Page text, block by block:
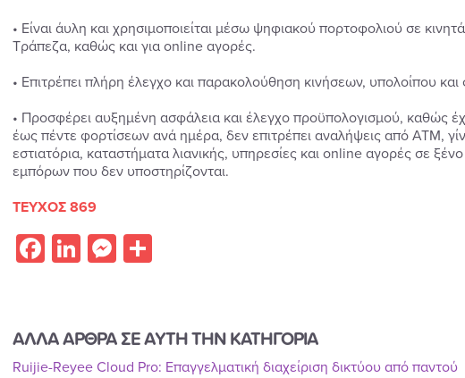
• Είναι άυλη και χρησιμοποιείται μέσω ψηφιακού πορτοφολιού σε
Τράπεζα, καθώς και για online αγορές.
• Επιτρέπει πλήρη έλεγχο και παρακολούθηση κινήσεων, υπολοίπου
• Προσφέρει αυξημένη ασφάλεια και έλεγχο προϋπολογισμού, καθώς
έως πέντε φορτίσεων ανά ημέρα, δεν επιτρέπει αναλήψεις από ΑΤΜ,
εστιατόρια, καταστήματα λιανικής, υπηρεσίες και online αγορές σε
εμπόρων που δεν υποστηρίζονται.
ΤΕΥΧΟΣ 869
Facebook
LinkedIn
Messenger
Share
ΑΛΛΑ ΑΡΘΡΑ ΣΕ ΑΥΤΗ ΤΗΝ ΚΑΤΗΓΟΡΙΑ
Ruijie-Reyee Cloud Pro: Επαγγελματική διαχείριση δικτύου από παντού